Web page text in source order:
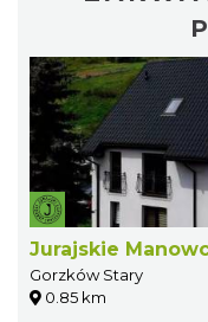
Jurajskie
Gorzków Stary
0.85 km